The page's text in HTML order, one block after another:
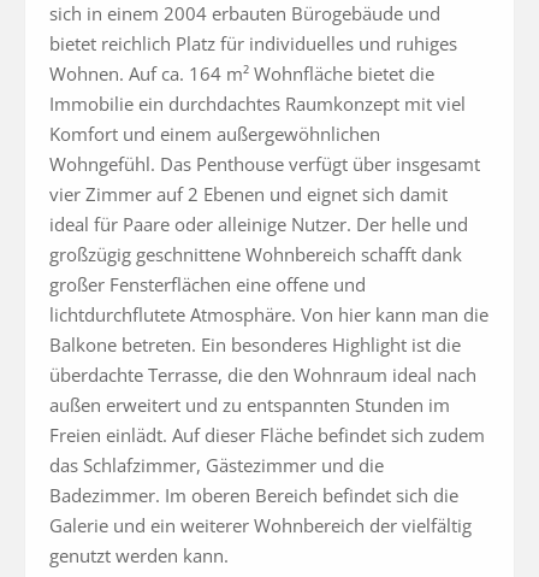
sich in einem 2004 erbauten Bürogebäude und
bietet reichlich Platz für individuelles und ruhiges
Wohnen. Auf ca. 164 m² Wohnfläche bietet die
Immobilie ein durchdachtes Raumkonzept mit viel
Komfort und einem außergewöhnlichen
Wohngefühl. Das Penthouse verfügt über insgesamt
vier Zimmer auf 2 Ebenen und eignet sich damit
ideal für Paare oder alleinige Nutzer. Der helle und
großzügig geschnittene Wohnbereich schafft dank
großer Fensterflächen eine offene und
lichtdurchflutete Atmosphäre. Von hier kann man die
Balkone betreten. Ein besonderes Highlight ist die
überdachte Terrasse, die den Wohnraum ideal nach
außen erweitert und zu entspannten Stunden im
Freien einlädt. Auf dieser Fläche befindet sich zudem
das Schlafzimmer, Gästezimmer und die
Badezimmer. Im oberen Bereich befindet sich die
Galerie und ein weiterer Wohnbereich der vielfältig
genutzt werden kann.